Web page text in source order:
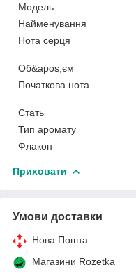
Мoдель
Найменування
Нота серця
Об&apos;єм
Початкова нота
Стать
Тип аромату
Флакон
Приховати
Умови доставки
Нова Пошта
Магазини Rozetka